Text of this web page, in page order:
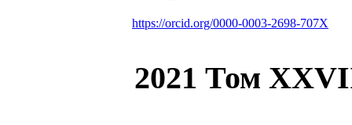
https://orcid.org/0000-0003-2698-707X
2021 Том